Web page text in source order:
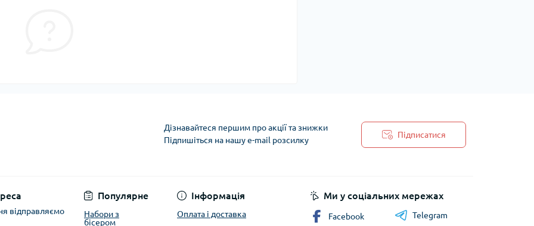
Дізнавайтеся першим про акції та знижки
Підпишіться на нашу e-mail розсилку
Підписатися
відправляємо
Популярне
Набори з
бісером
Інформація
Оплата і доставка
Ми у соціальних мережах
Facebook Telegram